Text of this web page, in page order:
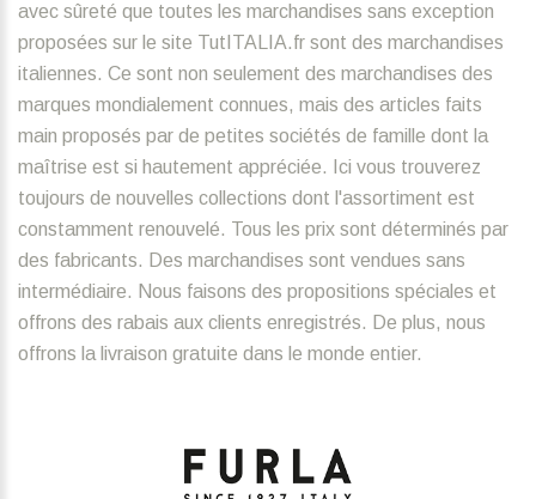
avec sûreté que toutes les marchandises sans exception
proposées sur le site TutITALIA.fr sont des marchandises
italiennes. Ce sont non seulement des marchandises des
marques mondialement connues, mais des articles faits
main proposés par de petites sociétés de famille dont la
maîtrise est si hautement appréciée. Ici vous trouverez
toujours de nouvelles collections dont l'assortiment est
constamment renouvelé. Tous les prix sont déterminés par
des fabricants. Des marchandises sont vendues sans
intermédiaire. Nous faisons des propositions spéciales et
offrons des rabais aux clients enregistrés. De plus, nous
offrons la livraison gratuite dans le monde entier.